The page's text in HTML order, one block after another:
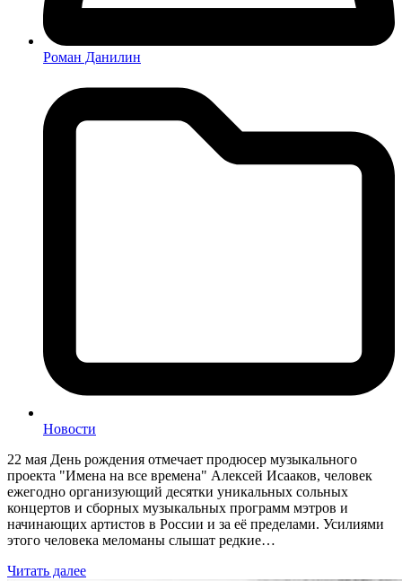
Роман Данилин
Новости
22 мая День рождения отмечает продюсер музыкального
проекта "Имена на все времена" Алексей Исааков, человек
ежегодно организующий десятки уникальных сольных
концертов и сборных музыкальных программ мэтров и
начинающих артистов в России и за её пределами. Усилиями
этого человека меломаны слышат редкие…
Читать далее